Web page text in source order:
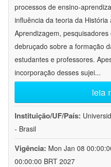
processos de ensino-
influência da teoria da
Aprendizagem,
debruçado sobre a formação
estudantes e professores.
incorporação desses sujei...
leia
Instituição/UF/País:
- Brasil
Vigência: Mon Jan 08
00:00:00 BRT 2027